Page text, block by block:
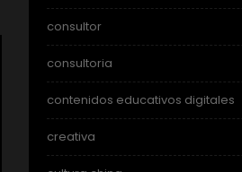
consultor
consultoria
contenidos educativos digitales
creativa